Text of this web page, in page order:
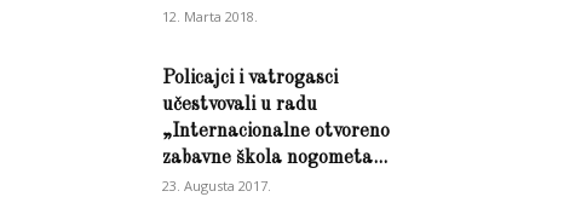
12. Marta 2018.
Policajci i vatrogasci
učestvovali u radu
„Internacionalne otvoreno
zabavne škola nogometa...
23. Augusta 2017.